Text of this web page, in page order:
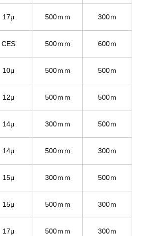
17μ 500ｍｍ 300ｍ
CES 500ｍｍ 600ｍ
10μ 500ｍｍ 500ｍ
12μ 500ｍｍ 500ｍ
14μ 300ｍｍ 500ｍ
14μ 500ｍｍ 300ｍ
15μ 300ｍｍ 500ｍ
15μ 500ｍｍ 300ｍ
17μ 500ｍｍ 300ｍ